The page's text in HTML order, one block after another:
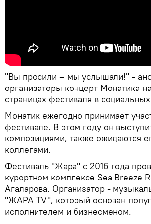
"Вы просили – мы услышали!" -
организаторы концерт Монатика
страницах фестиваля в социальных
Монатик ежегодно принимает
фестивале. В этом году он
композициями, также ожидаются
коллегами.
Фестиваль "Жара" с 2016 года
курортном комплексе Sea Breeze
Агаларова. Организатор -
"ЖАРА TV", который основан
исполнителем и бизнесменом.